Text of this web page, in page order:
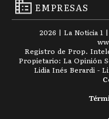
EMPRESAS
2026 | La Noticia 1
Registro de Prop.
Propietario: La Opinión
Lidia Inés Berardi -